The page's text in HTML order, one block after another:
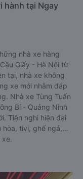
hành tại Ngay
nhà xe hàng
Giấy - Hà Nội từ
tại, nhà xe không
xe mới nhằm đáp
Nhà xe Tùng Tuấn
Bí - Quảng Ninh
Tiện nghi hiện đại
hòa, tivi, ghế ngả,…